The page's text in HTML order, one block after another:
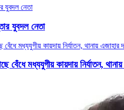
যুবদল নেতা
বেঁধে মধ্যযুগীয় কায়দায় নির্যাতন,